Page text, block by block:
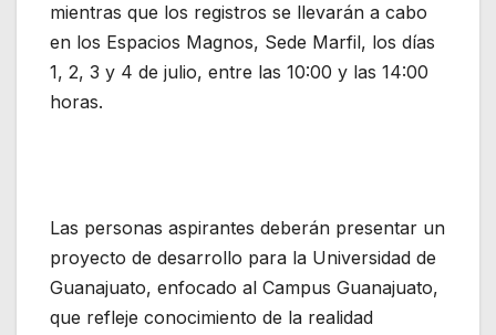
mientras que los registros se llevarán a cabo
en los Espacios Magnos, Sede Marfil, los días
1, 2, 3 y 4 de julio, entre las 10:00 y las 14:00
horas.
Las personas aspirantes deberán presentar un
proyecto de desarrollo para la Universidad de
Guanajuato, enfocado al Campus Guanajuato,
que refleje conocimiento de la realidad